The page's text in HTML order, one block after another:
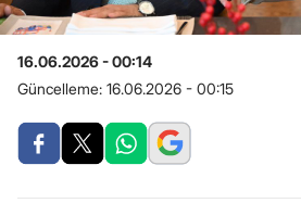
16.06.2026 - 00:14
Güncelleme: 16.06.2026 - 00:15